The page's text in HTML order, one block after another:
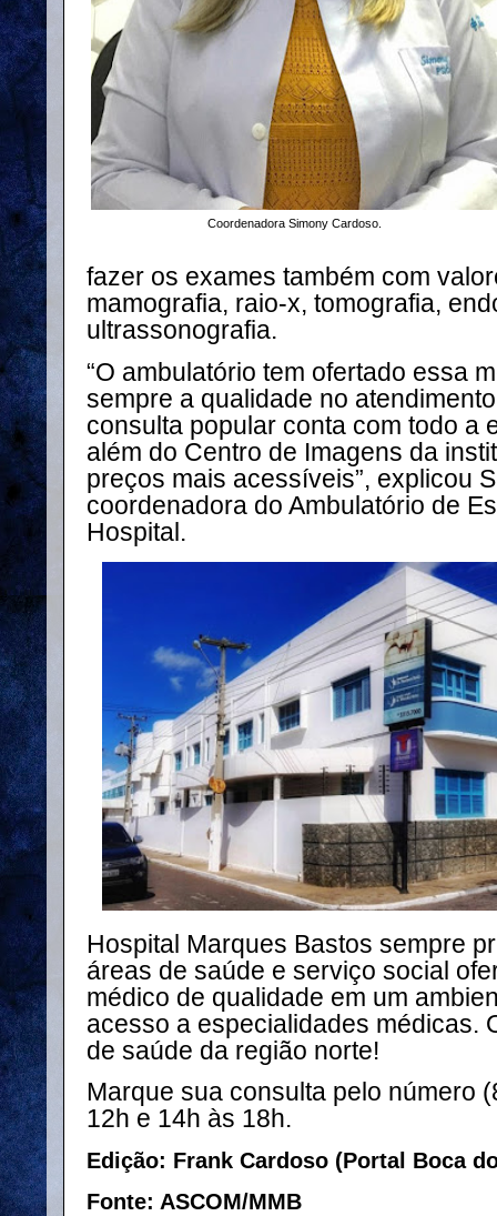
Coordenadora Simony Cardoso.
fazer os exames também com
mamografia, raio-x, tomografia,
ultrassonografia.
“O ambulatório tem ofertado essa
sempre a qualidade no
consulta popular conta com todo a
além do Centro de Imagens da
preços mais acessíveis”, explicou
coordenadora do Ambulatório de
Hospital.
Hospital Marques Bastos sempre
áreas de saúde e serviço social
médico de qualidade em um
acesso a especialidades médicas.
de saúde da região norte!
Marque sua consulta pelo número
12h e 14h às 18h.
Edição: Frank Cardoso (Portal Boca
Fonte: ASCOM/MMB